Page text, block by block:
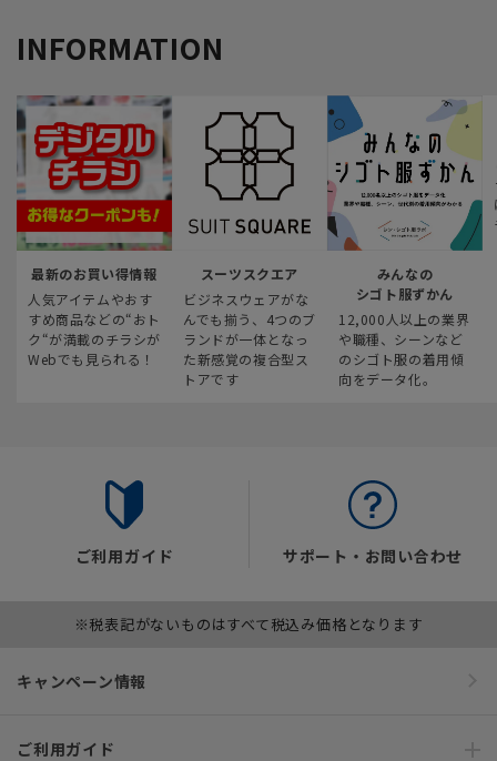
INFORMATION
最新のお買い得情報
人気アイテムやおす
すめ商品などの“おト
ク“が満載のチラシが
Webでも見られる！
スーツスクエア
ビジネスウェアがな
んでも揃う、4つのブ
ランドが一体となっ
た新感覚の複合型ス
トアです
みんなの
シゴト服ずかん
12,000人以上の業界
や職種、シーンなど
のシゴト服の着用傾
向をデータ化。
ご利用ガイド サポート・お問い合わせ
※税表記がないものはすべて税込み価格となります
キャンペーン情報
ご利用ガイド